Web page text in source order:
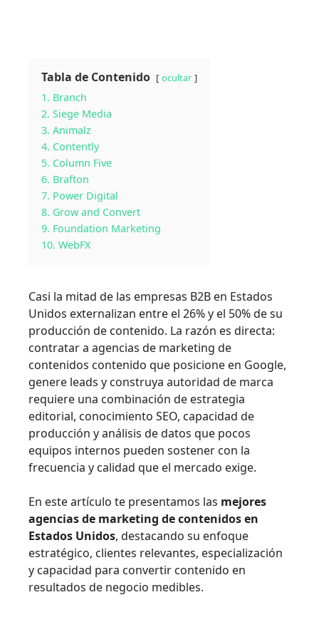
Tabla de Contenido ocultar
1. Branch
2. Siege Media
3. Animalz
4. Contently
5. Column Five
6. Brafton
7. Power Digital
8. Grow and Convert
9. Foundation Marketing
10. WebFX
Casi la mitad de las empresas B2B en Estados
Unidos externalizan entre el 26% y el 50% de su
producción de contenido. La razón es directa:
contratar a agencias de marketing de
contenidos contenido que posicione en Google,
genere leads y construya autoridad de marca
requiere una combinación de estrategia
editorial, conocimiento SEO, capacidad de
producción y análisis de datos que pocos
equipos internos pueden sostener con la
frecuencia y calidad que el mercado exige.
En este artículo te presentamos las mejores
agencias de marketing de contenidos en
Estados Unidos, destacando su enfoque
estratégico, clientes relevantes, especialización
y capacidad para convertir contenido en
resultados de negocio medibles.